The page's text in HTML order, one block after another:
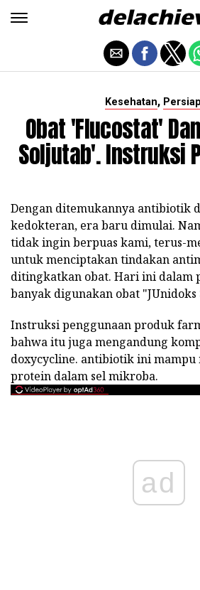
Kesehatan,
Obat 'Flucostat'
Soljutab'. Instruksi
Dengan ditemukannya antibiotik
kedokteran, era baru dimulai.
tidak ingin berpuas kami, terus-
untuk menciptakan tindakan
ditingkatkan obat. Hari ini dalam
banyak digunakan obat "JUnidoks
Instruksi penggunaan produk
bahwa itu juga mengandung
doxycycline. antibiotik ini mampu
protein dalam sel mikroba.
ad